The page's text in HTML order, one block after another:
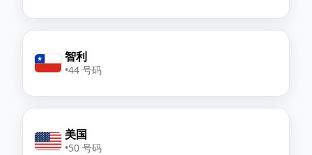
智利
•44 号码
美国
•50 号码